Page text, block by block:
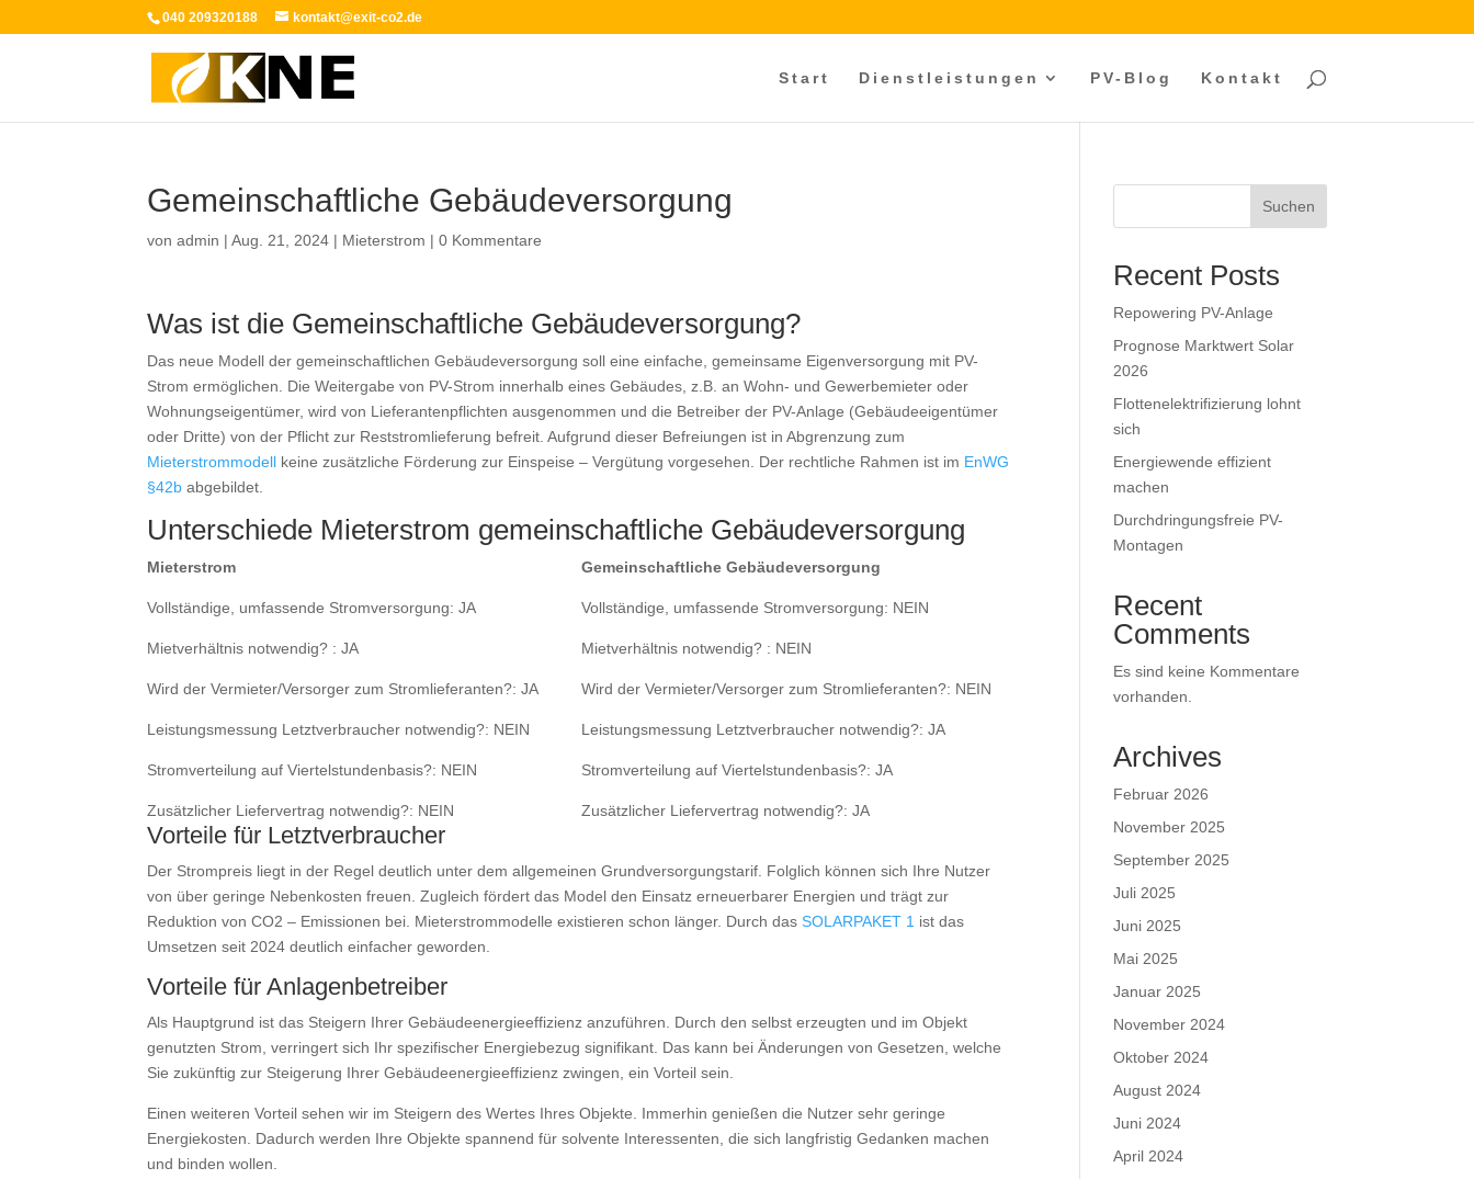
040 209320188 kontakt@exit-co2.de
Start Dienstleistungen PV-Blog Kontakt
Gemeinschaftliche Gebäudeversorgung
vonadmin |Aug. 21, 2024 | Mieterstrom |0 Kommentare
Was ist die Gemeinschaftliche Gebäudeversorgung?
Das neue Modell der gemeinschaftlichen Gebäudeversorgung soll eine einfache, gemeinsame Eigenversorgung mit PV-
Strom ermöglichen. Die Weitergabe von PV-Strom innerhalb eines Gebäudes, z.B. an Wohn- und Gewerbemieter oder
Wohnungseigentümer, wird von Lieferantenpflichten ausgenommen und die Betreiber der PV-Anlage (Gebäudeeigentümer
oder Dritte) von der Pflicht zur Reststromlieferung befreit. Aufgrund dieser Befreiungen ist in Abgrenzung zum
Mieterstrommodell keine zusätzliche Förderung zur Einspeise – Vergütung vorgesehen. Der rechtliche Rahmen ist im EnWG
§42b abgebildet.
Unterschiede Mieterstrom gemeinschaftliche Gebäudeversorgung
Mieterstrom
Vollständige, umfassende Stromversorgung: JA
Mietverhältnis notwendig? : JA
Wird der Vermieter/Versorger zum Stromlieferanten?: JA
Leistungsmessung Letztverbraucher notwendig?: NEIN
Stromverteilung auf Viertelstundenbasis?: NEIN
Zusätzlicher Liefervertrag notwendig?: NEIN
Gemeinschaftliche Gebäudeversorgung
Vollständige, umfassende Stromversorgung: NEIN
Mietverhältnis notwendig? : NEIN
Wird der Vermieter/Versorger zum Stromlieferanten?: NEIN
Leistungsmessung Letztverbraucher notwendig?: JA
Stromverteilung auf Viertelstundenbasis?: JA
Zusätzlicher Liefervertrag notwendig?: JA
Vorteile für Letztverbraucher
Der Strompreis liegt in der Regel deutlich unter dem allgemeinen Grundversorgungstarif. Folglich können sich Ihre Nutzer
von über geringe Nebenkosten freuen. Zugleich fördert das Model den Einsatz erneuerbarer Energien und trägt zur
Reduktion von CO2 – Emissionen bei. Mieterstrommodelle existieren schon länger. Durch dasSOLARPAKET 1 ist das
Umsetzen seit 2024 deutlich einfacher geworden.
Vorteile für Anlagenbetreiber
Als Hauptgrund ist das Steigern Ihrer Gebäudeenergieeffizienz anzuführen. Durch den selbst erzeugten und im Objekt
genutzten Strom, verringert sich Ihr spezifischer Energiebezug signifikant. Das kann bei Änderungen von Gesetzen, welche
Sie zukünftig zur Steigerung Ihrer Gebäudeenergieeffizienz zwingen, ein Vorteil sein.
Einen weiteren Vorteil sehen wir im Steigern des Wertes Ihres Objekte. Immerhin genießen die Nutzer sehr geringe
Energiekosten. Dadurch werden Ihre Objekte spannend für solvente Interessenten, die sich langfristig Gedanken machen
und binden wollen.
Suchen
Recent Posts
Repowering PV-Anlage
Prognose Marktwert Solar
2026
Flottenelektrifizierung lohnt
sich
Energiewende effizient
machen
Durchdringungsfreie PV-
Montagen
Recent
Comments
Es sind keine Kommentare
vorhanden.
Archives
Februar 2026
November 2025
September 2025
Juli 2025
Juni 2025
Mai 2025
Januar 2025
November 2024
Oktober 2024
August 2024
Juni 2024
April 2024